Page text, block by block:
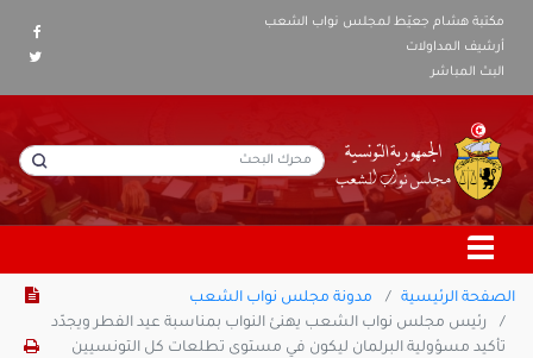
مكتبة هشام جعيّط لمجلس نواب الشعب
أرشيف المداولات
البث المباشر
الصفحة الرئيسية
مدونة مجلس نواب الشعب
رئيس مجلس نواب الشعب يهنئ النواب بمناسبة عيد الفطر ويجدّد
تأكيد مسؤولية البرلمان ليكون في مستوى تطلعات كل التونسيين